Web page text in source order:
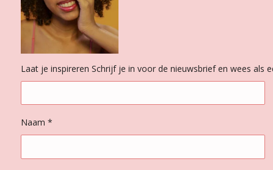
Laat je inspireren Schrijf je in voor de nieuwsbrief en wees als
Naam *